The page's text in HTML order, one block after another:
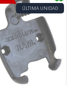
ÚLTIMA UNIDAD